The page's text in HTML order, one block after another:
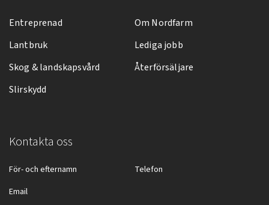
Entreprenad
Lantbruk
Skog & landskapsvård
Slirskydd
Om Nordfarm
Lediga jobb
Återförsäljare
Kontakta oss